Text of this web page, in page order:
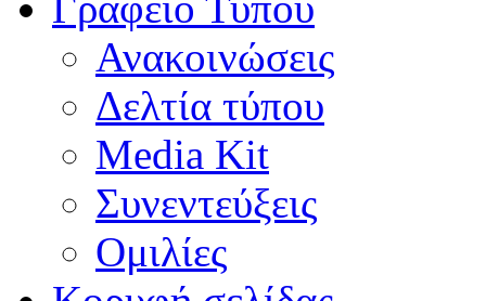
Ανακοινώσεις
Δελτία τύπου
Media Kit
Συνεντεύξεις
Ομιλίες